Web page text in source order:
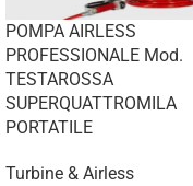
POMPA AIRLESS
PROFESSIONALE Mod.
TESTAROSSA
SUPERQUATTROMILA
PORTATILE
Turbine & Airless